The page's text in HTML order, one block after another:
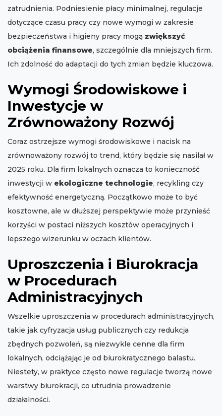
zatrudnienia. Podniesienie płacy minimalnej, regulacje
dotyczące czasu pracy czy nowe wymogi w zakresie
bezpieczeństwa i higieny pracy mogą zwiększyć
obciążenia finansowe, szczególnie dla mniejszych firm.
Ich zdolność do adaptacji do tych zmian będzie kluczowa.
Wymogi Środowiskowe i
Inwestycje w
Zrównoważony Rozwój
Coraz ostrzejsze wymogi środowiskowe i nacisk na
zrównoważony rozwój to trend, który będzie się nasilał w
2025 roku. Dla firm lokalnych oznacza to konieczność
inwestycji w ekologiczne technologie, recykling czy
efektywność energetyczną. Początkowo może to być
kosztowne, ale w dłuższej perspektywie może przynieść
korzyści w postaci niższych kosztów operacyjnych i
lepszego wizerunku w oczach klientów.
Uproszczenia i Biurokracja
w Procedurach
Administracyjnych
Wszelkie uproszczenia w procedurach administracyjnych,
takie jak cyfryzacja usług publicznych czy redukcja
zbędnych pozwoleń, są niezwykle cenne dla firm
lokalnych, odciążając je od biurokratycznego balastu.
Niestety, w praktyce często nowe regulacje tworzą nowe
warstwy biurokracji, co utrudnia prowadzenie
działalności.